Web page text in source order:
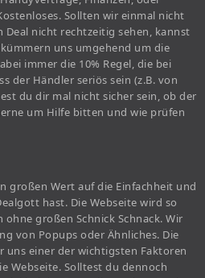
Sollten wir einmal nicht
Deal nicht rechtzeitig sehen, kannst
uns umgehend um die
immer die 10% Regel, die bei
der Händler seriös sein (z.B. von
du dir mal nicht sicher sein, ob der
um Hilfe bitten und wie prüfen
großen Wert auf die Einfachheit und
hast. Die Webseite wird so
großen Schnick Schnack. Wir
von Popups oder Ähnliches. Die
einer der wichtigsten Faktoren
Webseite. Solltest du dennoch